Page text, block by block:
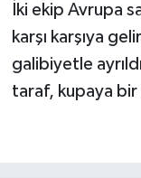
İki ekip Avrupa
karşı karşıya
galibiyetle
taraf, kupaya bir
Boks
Güreş